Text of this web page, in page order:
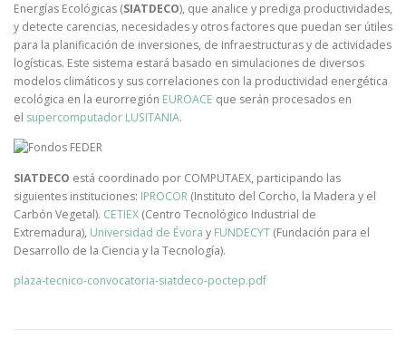
Energías Ecológicas (SIATDECO), que analice y prediga productividades,
y detecte carencias, necesidades y otros factores que puedan ser útiles
para la planificación de inversiones, de infraestructuras y de actividades
logísticas. Este sistema estará basado en simulaciones de diversos
modelos climáticos y sus correlaciones con la productividad energética
ecológica en la eurorregión EUROACE que serán procesados en
el supercomputador LUSITANIA.
SIATDECO está coordinado por COMPUTAEX, participando las
siguientes instituciones: IPROCOR (Instituto del Corcho, la Madera y el
Carbón Vegetal). CETIEX (Centro Tecnológico Industrial de
Extremadura), Universidad de Évora y FUNDECYT (Fundación para el
Desarrollo de la Ciencia y la Tecnología).
plaza-tecnico-convocatoria-siatdeco-poctep.pdf